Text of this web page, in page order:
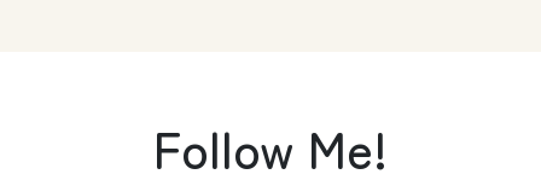
Follow Me!